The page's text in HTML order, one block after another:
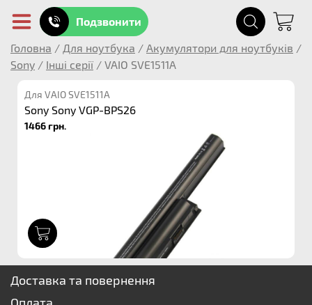
Подзвонити
Головна / Для ноутбука / Акумулятори для ноутбуків /
Sony / Інші серії / VAIO SVE1511A
Для VAIO SVE1511A
Sony Sony VGP-BPS26
1466 грн.
Доставка та повернення